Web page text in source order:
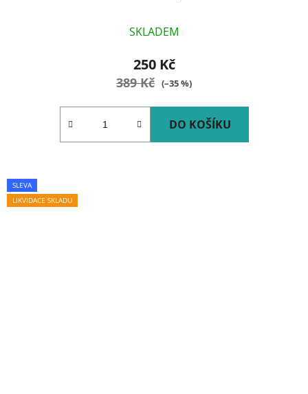
SKLADEM
250 Kč
389 Kč (–35 %)
DO KOŠÍKU
SLEVA
LIKVIDACE SKLADU